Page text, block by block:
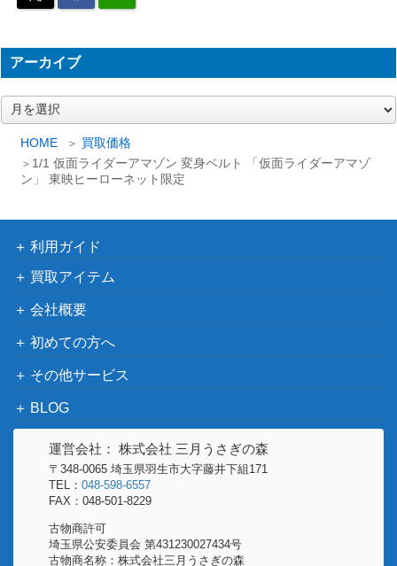
HOME
買取価格
1/1 仮面ライダーアマゾン 変身ベルト 「仮面ライダーアマゾ
ン」 東映ヒーローネット限定
いずかん」
仮面ライダーブラック 「たおせ！ゴ
ルゴム のまき」
ミニミニハリケーン号 「仮面ライダ
ーV3」
20,000
仮面ライダー対ヤモゲラス プラモデル
仮面ライダー ライダー怪人 地獄サン
ダー 旧バンダイ
15,000
仮面ライダーX 変身ベルト ライドル
電動 光る 回る 「仮面ライダーX」
ミニミニサイクロン号 1/26 初期版
「仮面ライダー」
30,000
仮面ライダーブラック 「たたかえ！
かめんライダー」
仮面ライダーアマゾンパーカー 未使
BEAMS
MANGART
4,000
仮面ライダースーパー1 光る 回る 電動
変身ベルト サイクロード 「仮面ライ
プラデラ Zブリンガー「仮面ライダ
ーZO」
アーカイブ
ア
ー
利用ガイド
買取アイテム
会社概要
初めての方へ
その他サービス
BLOG
運営会社： 株式会社 三月うさぎの森
〒348-0065 埼玉県羽生市大字藤井下組171
TEL： 048-598-6557
FAX：048-501-8229
古物商許可
埼玉県公安委員会 第431230027434号
古物商名称：株式会社三月うさぎの森